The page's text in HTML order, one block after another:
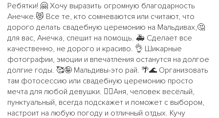
Ребятки! 🤗 Хочу выразить огромную благодарность
Анечке.😻 Все те, кто сомневаются или считают, что
дорого делать свадебную церемонию на Мальдивах,🤔
для вас, Анечка, спешит на помощь. 🚑 Сделает все
качественно, не дорого и красиво. 👌 Шикарные
фотографии, эмоции и впечатления останутся на долгое
долгие годы. 🥰🤪 Мальдивы-это рай. 🌴🌊 Организовать
там фотосессию или свадебную церемонию просто
мечта для любой девушки. 🧚‍♀️Аня, человек весёлый,
пунктуальный, всегда подскажет и поможет с выбором,
настроит на любую погоду и отличный отдых. Кучу